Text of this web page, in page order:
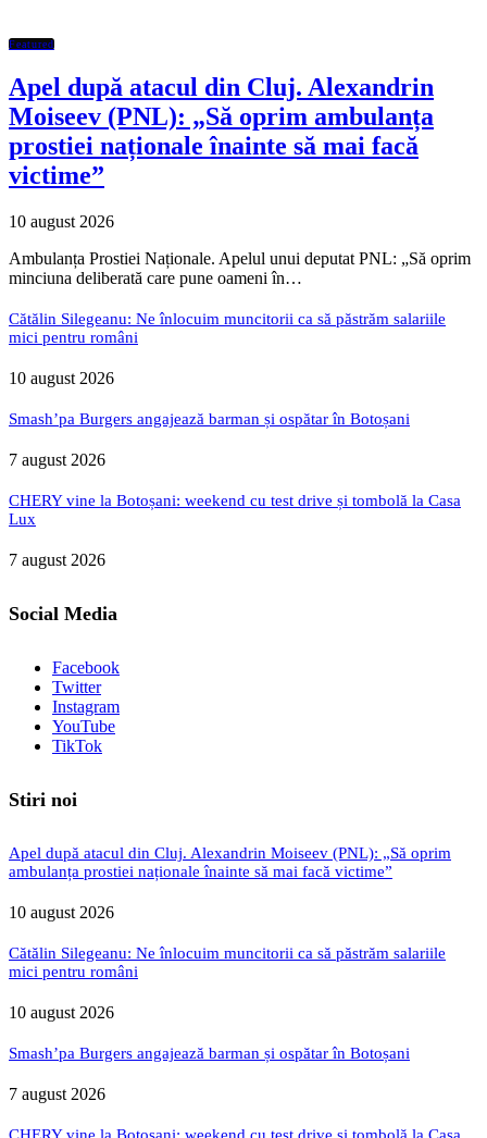
Featured
Apel după atacul din Cluj. Alexandrin
Moiseev (PNL): „Să oprim ambulanța
prostiei naționale înainte să mai facă
victime”
10 august 2026
Ambulanța Prostiei Naționale. Apelul unui deputat PNL: „Să oprim
minciuna deliberată care pune oameni în…
Cătălin Silegeanu: Ne înlocuim muncitorii ca să păstrăm salariile
mici pentru români
10 august 2026
Smash’pa Burgers angajează barman și ospătar în Botoșani
7 august 2026
CHERY vine la Botoșani: weekend cu test drive și tombolă la Casa
Lux
7 august 2026
Social Media
Facebook
Twitter
Instagram
YouTube
TikTok
Stiri noi
Apel după atacul din Cluj. Alexandrin Moiseev (PNL): „Să oprim
ambulanța prostiei naționale înainte să mai facă victime”
10 august 2026
Cătălin Silegeanu: Ne înlocuim muncitorii ca să păstrăm salariile
mici pentru români
10 august 2026
Smash’pa Burgers angajează barman și ospătar în Botoșani
7 august 2026